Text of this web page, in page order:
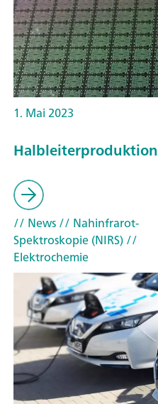
1. Mai 2023
Halbleiterproduktion
// News// Nahinfrarot-
Spektroskopie (NIRS)//
Elektrochemie